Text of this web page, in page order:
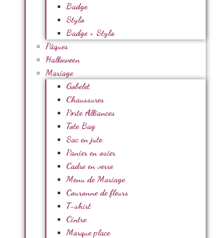
Badge
Stylo
Badge + Stylo
Pâques
Halloween
Mariage
Gobelet
Chaussures
Porte Alliances
Tote Bag
Sac en jute
Panier en osier
Cadre en verre
Menu de Mariage
Couronne de fleurs
T-shirt
Cintre
Marque place